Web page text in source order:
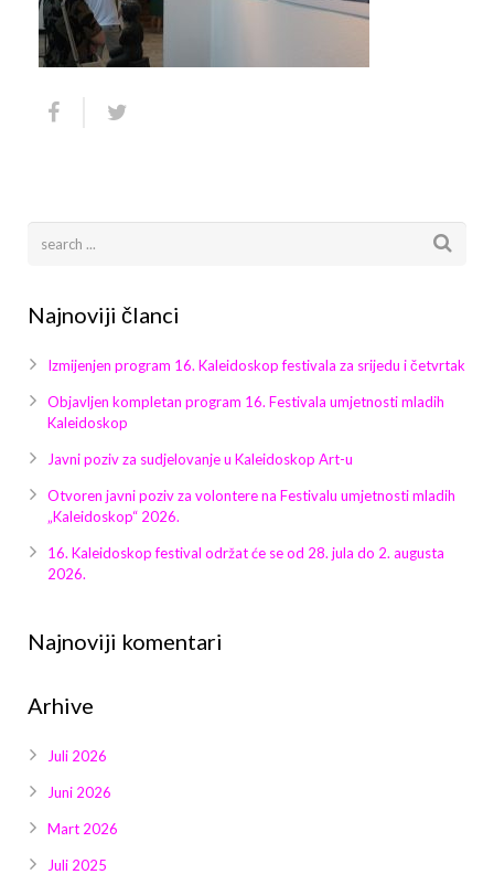
Video 2011
Video 2015
Video 2018
Galerija 2010
Galerija 2014
Galerija 2017
Galerija 2018
Galerija 2019
Galerija 2022
Galerija 2024
Galerija 2025
Arhiva
Najnoviji članci
Izmijenjen program 16. Kaleidoskop festivala za srijedu i četvrtak
Objavljen kompletan program 16. Festivala umjetnosti mladih
Kaleidoskop
Javni poziv za sudjelovanje u Kaleidoskop Art-u
Otvoren javni poziv za volontere na Festivalu umjetnosti mladih
„Kaleidoskop“ 2026.
16. Kaleidoskop festival održat će se od 28. jula do 2. augusta
2026.
Najnoviji komentari
Arhive
Juli 2026
Juni 2026
Mart 2026
Juli 2025